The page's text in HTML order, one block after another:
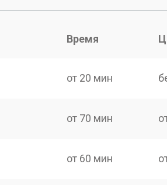
Время
от 20 мин
от 70 мин
от 60 мин